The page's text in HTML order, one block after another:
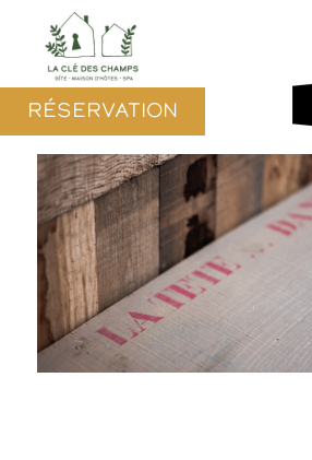
RÉSERVATION